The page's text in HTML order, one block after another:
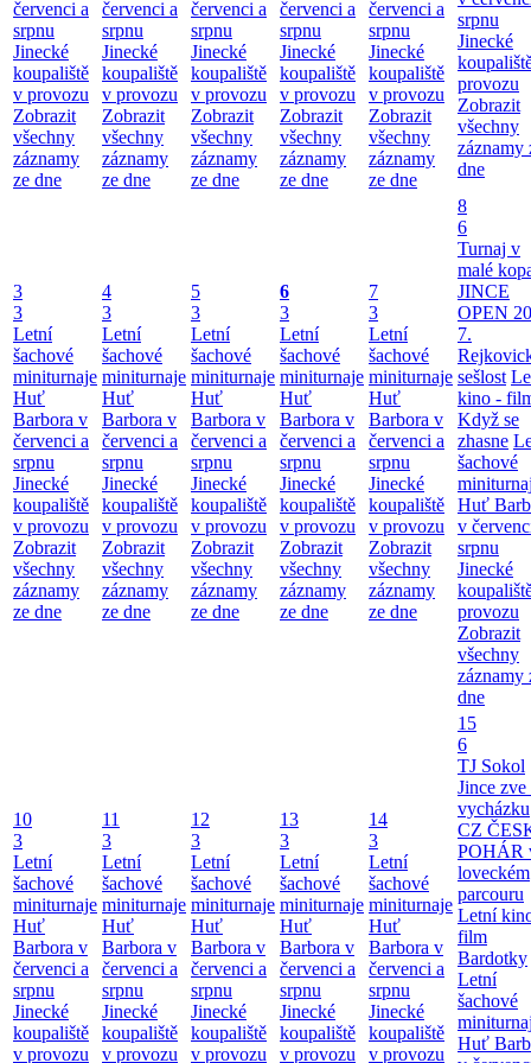
červenci a
srpnu
Jinecké
koupaliště
v provozu
Zobrazit
všechny
záznamy
ze dne
červenci a
srpnu
Jinecké
koupaliště
v provozu
Zobrazit
všechny
záznamy
ze dne
červenci a
srpnu
Jinecké
koupaliště
v provozu
Zobrazit
všechny
záznamy
ze dne
červenci a
srpnu
Jinecké
koupaliště
v provozu
Zobrazit
všechny
záznamy
ze dne
červenci a
srpnu
Jinecké
koupaliště
v provozu
Zobrazit
všechny
záznamy
ze dne
srpnu
Jinecké
provozu
Zobrazit
všechny
záznamy
dne
3
3
Letní
šachové
miniturnaje
Huť
Barbora v
červenci a
srpnu
Jinecké
koupaliště
v provozu
Zobrazit
všechny
záznamy
ze dne
4
3
Letní
šachové
miniturnaje
Huť
Barbora v
červenci a
srpnu
Jinecké
koupaliště
v provozu
Zobrazit
všechny
záznamy
ze dne
5
3
Letní
šachové
miniturnaje
Huť
Barbora v
červenci a
srpnu
Jinecké
koupaliště
v provozu
Zobrazit
všechny
záznamy
ze dne
6
3
Letní
šachové
miniturnaje
Huť
Barbora v
červenci a
srpnu
Jinecké
koupaliště
v provozu
Zobrazit
všechny
záznamy
ze dne
7
3
Letní
šachové
miniturnaje
Huť
Barbora v
červenci a
srpnu
Jinecké
koupaliště
v provozu
Zobrazit
všechny
záznamy
ze dne
8
6
Turnaj v
malé
JINCE
OPEN
7.
sešlost
kino -
Když se
zhasne
šachové
Huť
v
srpnu
Jinecké
provozu
Zobrazit
všechny
záznamy
dne
10
3
Letní
šachové
miniturnaje
Huť
Barbora v
červenci a
srpnu
Jinecké
koupaliště
v provozu
11
3
Letní
šachové
miniturnaje
Huť
Barbora v
červenci a
srpnu
Jinecké
koupaliště
v provozu
12
3
Letní
šachové
miniturnaje
Huť
Barbora v
červenci a
srpnu
Jinecké
koupaliště
v provozu
13
3
Letní
šachové
miniturnaje
Huť
Barbora v
červenci a
srpnu
Jinecké
koupaliště
v provozu
14
3
Letní
šachové
miniturnaje
Huť
Barbora v
červenci a
srpnu
Jinecké
koupaliště
v provozu
15
6
TJ Sokol
Jince zve
vycházku
CZ
POHÁR
loveckém
parcouru
Letní
film
Bardotky
Letní
šachové
Huť